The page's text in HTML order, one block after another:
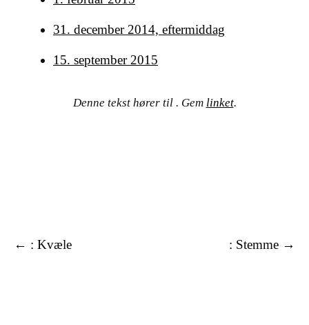
31. december 2014, eftermiddag
15. september 2015
Denne tekst hører til . Gem linket.
Tekster : Stemme →
← : Kvæle